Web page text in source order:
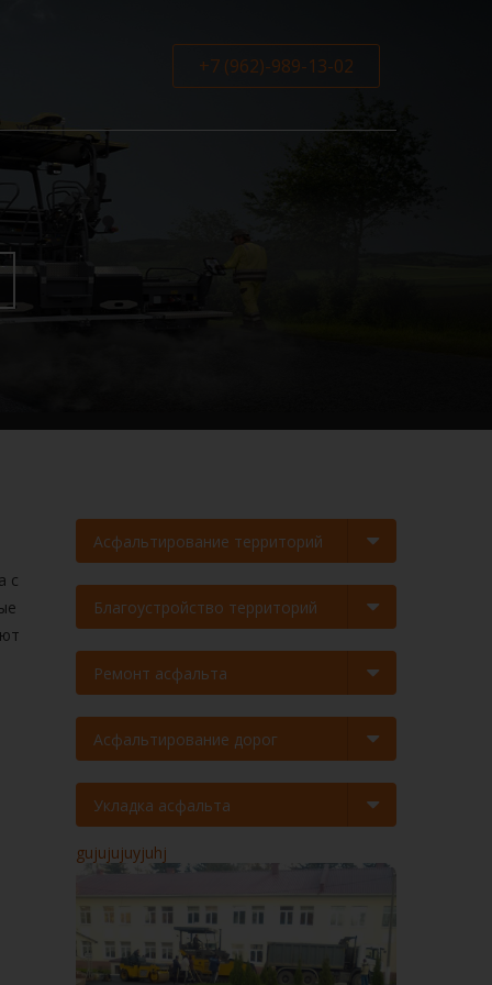
+7 (962)-989-13-02
Асфальтирование территорий
Благоустройство территорий
Ремонт асфальта
Асфальтирование дорог
Укладка асфальта
gujujujuyjuhj
с